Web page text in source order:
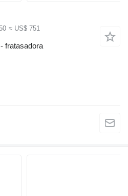
≈ US$ 751
fratasadora